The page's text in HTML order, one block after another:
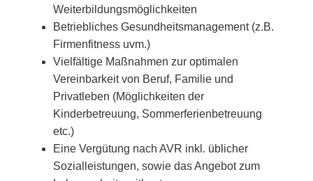
Weiterbildungsmöglichkeiten
Betriebliches Gesundheitsmanagement (z.B.
Firmenfitness uvm.)
Vielfältige Maßnahmen zur optimalen
Vereinbarkeit von Beruf, Familie und
Privatleben (Möglichkeiten der
Kinderbetreuung, Sommerferienbetreuung
etc.)
Eine Vergütung nach AVR inkl. üblicher
Sozialleistungen, sowie das Angebot zum